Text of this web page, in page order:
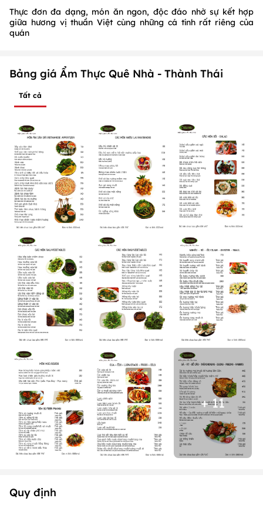
Thực đơn đa dạng, món ăn ngon, độc đáo nhờ sự kết hợp
giữa hương vị thuần Việt cùng những cá tính rất riêng của
quán
Bảng giá Ẩm Thực Quê Nhà - Thành Thái
Tất cả
+ 11
Quy định